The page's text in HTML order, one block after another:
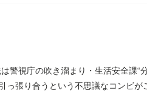
警視庁の吹き溜まり・生活安全課“
張り合うという不思議なコンビが